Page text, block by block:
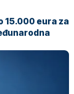
15.000 eura za